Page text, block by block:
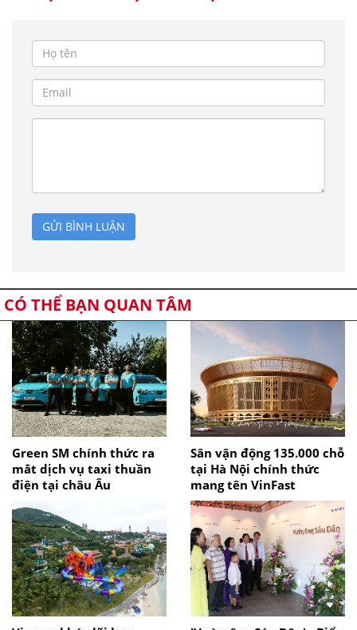
GỬI BÌNH LUẬN
CÓ THỂ BẠN QUAN TÂM
Green SM chính thức ra
mắt dịch vụ taxi thuần
điện tại châu Âu
Sân vận động 135.000 chỗ
tại Hà Nội chính thức
mang tên VinFast